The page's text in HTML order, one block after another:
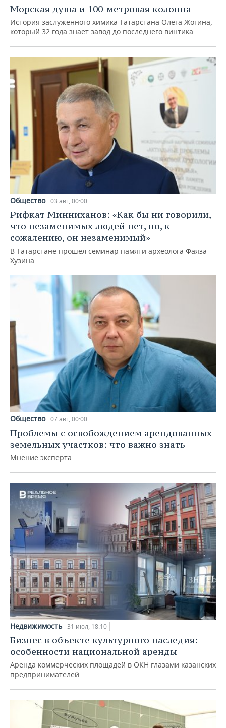
Морская душа и 100-метровая колонна
История заслуженного химика Татарстана Олега Жогина,
который 32 года знает завод до последнего винтика
Общество 03 авг, 00:00
Рифкат Минниханов: «Как бы ни говорили,
что незаменимых людей нет, но, к
сожалению, он незаменимый»
В Татарстане прошел семинар памяти археолога Фаяза
Хузина
Общество 07 авг, 00:00
Проблемы с освобождением арендованных
земельных участков: что важно знать
Мнение эксперта
Недвижимость 31 июл, 18:10
Бизнес в объекте культурного наследия:
особенности национальной аренды
Аренда коммерческих площадей в ОКН глазами казанских
предпринимателей